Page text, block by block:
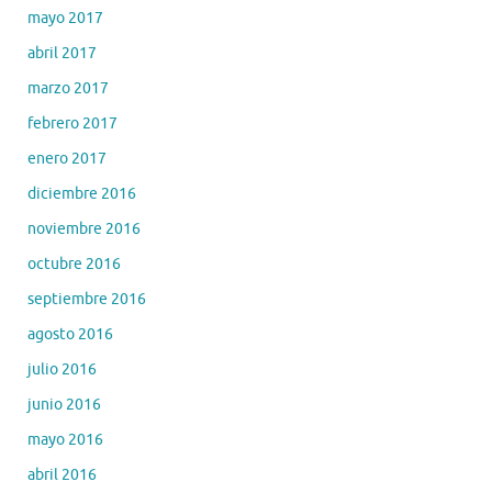
mayo 2017
abril 2017
marzo 2017
febrero 2017
enero 2017
diciembre 2016
noviembre 2016
octubre 2016
septiembre 2016
agosto 2016
julio 2016
junio 2016
mayo 2016
abril 2016